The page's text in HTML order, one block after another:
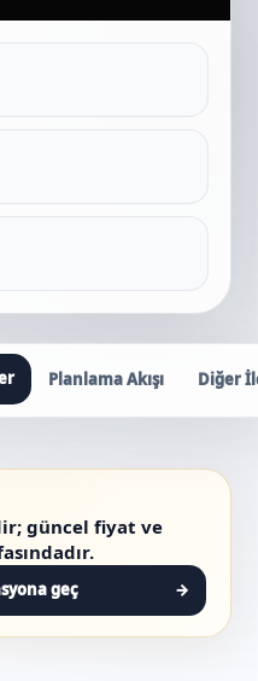
Planlama Akışı Diğer
güncel fiyat ve
geç →